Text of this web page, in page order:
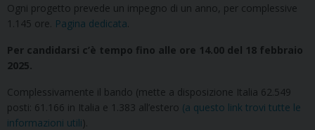
Ogni progetto prevede un impegno di un anno, per complessive
1.145 ore. Pagina dedicata
Per candidarsi c’è tempo fino alle ore 14.00 del 18 febbraio
2025.
Complessivamente il bando (mette a disposizione Italia 62.549
posti: 61.166 in Italia e 1.383 all’estero (a questo link trovi tutte le
informazioni utili).